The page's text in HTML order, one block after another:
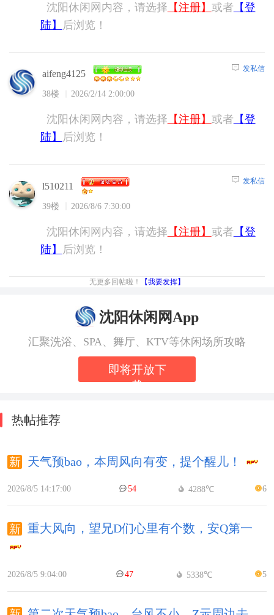
沈阳休闲网内容，请选择 【注册】 或者 【登
陆】
后浏览！
aifeng4125
38楼 2026/2/14 2:00:00
发私信
沈阳休闲网内容，请选择 【注册】 或者 【登
陆】
后浏览！
l510211
39楼 2026/8/6 7:30:00
发私信
沈阳休闲网内容，请选择 【注册】 或者 【登
陆】
后浏览！
无更多回帖啦！ 【我要发挥】
沈阳休闲网App
汇聚洗浴、SPA、舞厅、KTV等休闲场所攻略
即将开放下
载
热帖推荐
天气预bao，本周风向有变，提个醒儿！
2026/8/5 14:17:00 54 4288℃ 6
重大风向，望兄D们心里有个数，安Q第一
2026/8/5 9:04:00 47 5338℃ 5